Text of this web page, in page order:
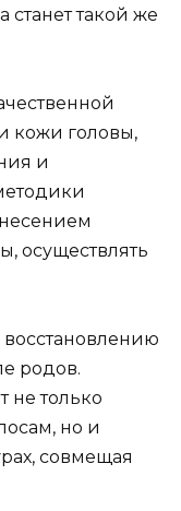
такой же
кожи головы,
и
осуществлять
восстановлению
родов.
не только
но и
совмещая